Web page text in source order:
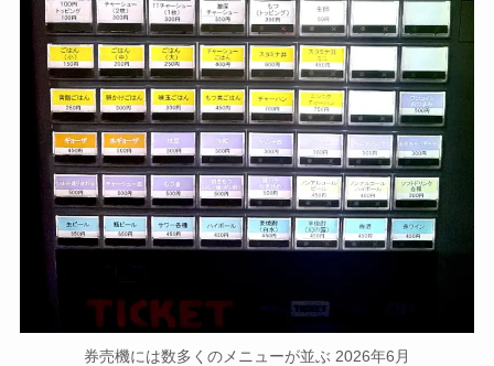
券売機には数多くのメニューが並ぶ 2026年6月